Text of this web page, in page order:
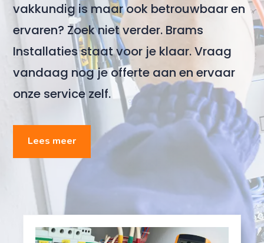
vakkundig is maar ook betrouwbaar en
ervaren? Zoek niet verder. Brams
Installaties staat voor je klaar. Vraag
vandaag nog je offerte aan en ervaar
onze service zelf.
Lees meer